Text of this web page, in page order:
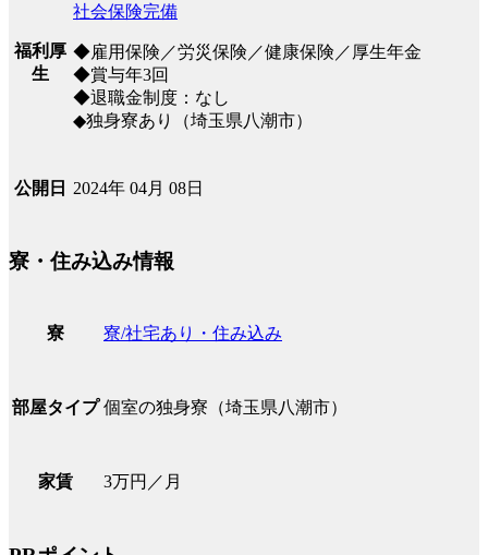
福利厚
生
社会保険完備
◆雇用保険／労災保険／健康保険／厚生年金
◆賞与年3回
◆退職金制度：なし
◆独身寮あり（埼玉県八潮市）
公開日 2024年 04月 08日
寮・住み込み情報
寮 寮/社宅あり・住み込み
部屋タイプ 個室の独身寮（埼玉県八潮市）
家賃 3万円／月